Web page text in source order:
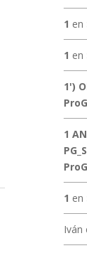
1 en
1 en
1')
1
1 en
Iván